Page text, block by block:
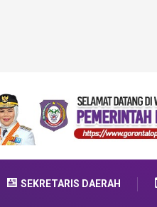
SEKRETARIS DAERAH